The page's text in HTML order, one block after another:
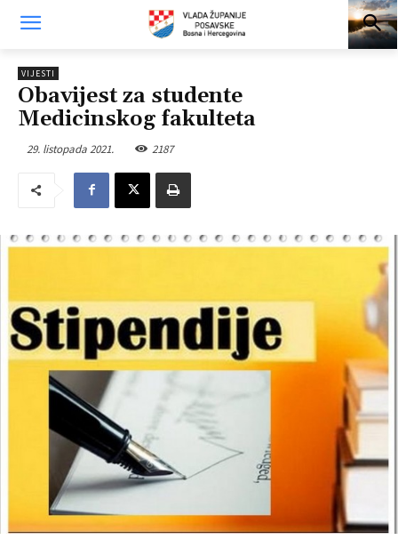
VIJESTI
Obavijest za studente
Medicinskog fakulteta
29. listopada 2021. 2187